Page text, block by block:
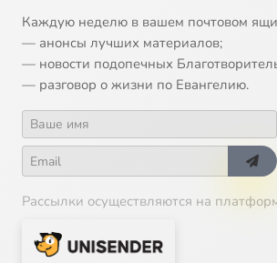
Каждую неделю в вашем почтовом
— анонсы лучших материалов;
— новости подопечных
— разговор о жизни по Евангелию.
Рассылки осуществляются на